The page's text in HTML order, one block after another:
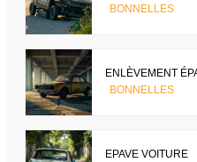
BONNELLES
ENLÈVEMENT
BONNELLES
EPAVE VOITURE